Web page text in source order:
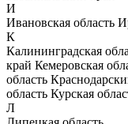
И
Ивановская область
К
Калининградская
край Кемеровская
область
область Курская
Л